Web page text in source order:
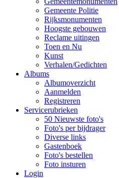
Gemeente Politie
Rijksmonumenten
Hoogste gebouwen
Reclame uitingen
Toen en Nu
Kunst
Verhalen/Gedichten
Albums
Albumoverzicht
Aanmelden
Registreren
Servicerubrieken
50 Nieuwste foto's
Foto's per bijdrager
Diverse links
Gastenboek
Foto's bestellen
Foto insturen
Login